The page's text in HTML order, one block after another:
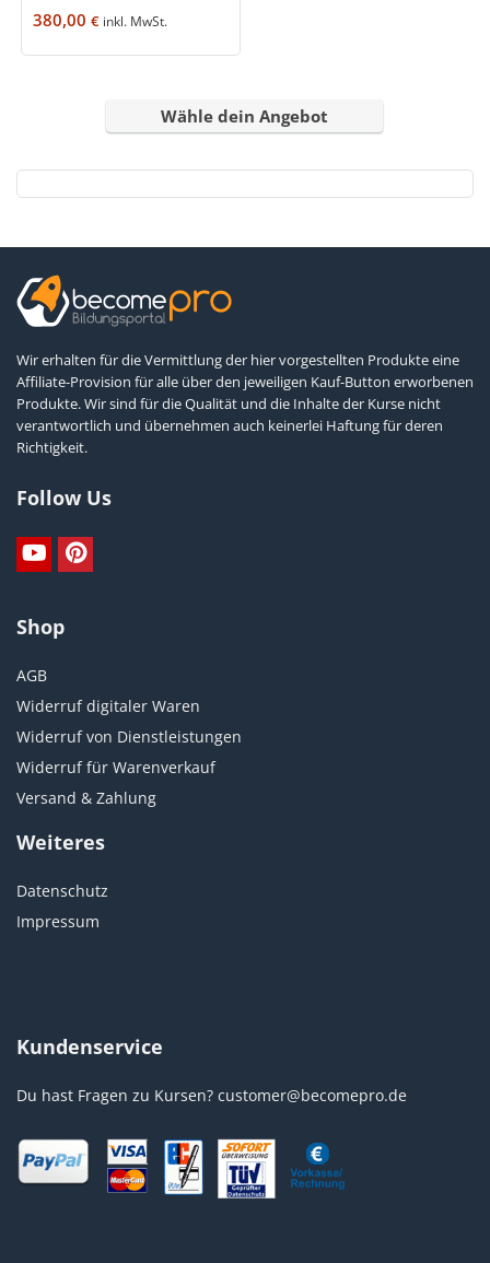
380,00€ inkl. MwSt.
Wähle dein Angebot
Wir erhalten für die Vermittlung der hier vorgestellten Produkte eine
Affiliate-Provision für alle über den jeweiligen Kauf-Button erworbenen
Produkte. Wir sind für die Qualität und die Inhalte der Kurse nicht
verantwortlich und übernehmen auch keinerlei Haftung für deren
Richtigkeit.
Follow Us
Shop
AGB
Widerruf digitaler Waren
Widerruf von Dienstleistungen
Widerruf für Warenverkauf
Versand & Zahlung
Weiteres
Datenschutz
Impressum
Kundenservice
Du hast Fragen zu Kursen? customer@becomepro.de